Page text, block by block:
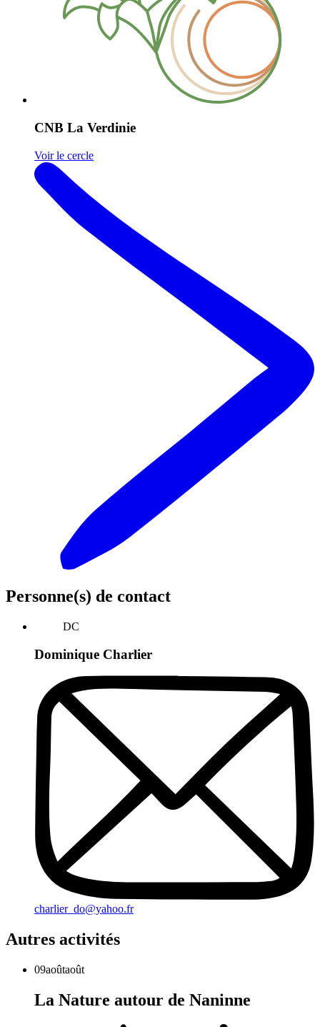
CNB La Verdinie
Voir le cercle
Personne(s) de contact
DC
Dominique Charlier
charlier_do@yahoo.fr
Autres activités
09aoûtaoût
La Nature autour de Naninne